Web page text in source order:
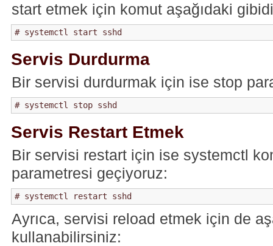
start etmek için komut aşağıdaki
Servis Durdurma
Bir servisi durdurmak için ise stop
Servis Restart Etmek
Bir servisi restart için ise systemctl
parametresi geçiyoruz:
Ayrıca, servisi reload etmek için de
kullanabilirsiniz: